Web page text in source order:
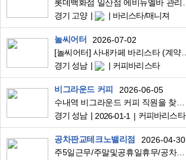
경기 고양
바리스타/매니져
놀씨어터
2026-07-02
경기 성남
커피바리스타
비그라운드 커피
2026-06-05
수내역 비그라운드 커피 직원을 찾습니다
경기 성남
2026-01-1 커피바리스타
공차판교테크노밸리점
2026-04-30
주5일근무/주말및공휴일휴무/공차판교테크노밸리점 정직원을 모집합니다